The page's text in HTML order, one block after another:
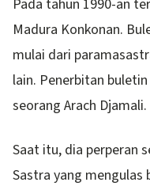
Pada tahun 1990-an
Madura Konkonan.
mulai dari
lain. Penerbitan
seorang Arach Djamali.
Saat itu, dia perperan
Sastra yang mengulas